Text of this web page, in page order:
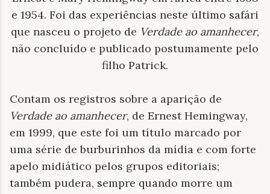
e 1954. Foi das experiências neste último safári
que nasceu o projeto de Verdade ao amanhecer,
não concluído e publicado postumamente pelo
filho Patrick.
Contam os registros sobre a aparição de
Verdade ao amanhecer, de Ernest Hemingway,
em 1999, que este foi um título marcado por
uma série de burburinhos da mídia e com forte
apelo midiático pelos grupos editoriais;
também pudera, sempre quando morre um